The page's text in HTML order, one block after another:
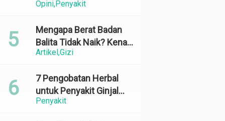
Opini Penyakit
Perubahan Cuaca yang
ArtikelGizi
Mengapa Berat Badan
Balita Tidak Naik? Kenali
Penyebab dan Solusinya
Penyakit
7 Pengobatan Herbal
untuk Penyakit Ginjal
yang Terbukti Efektif